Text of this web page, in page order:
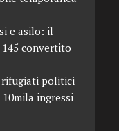
e asilo: il
convertito
rifugiati politici
ingressi